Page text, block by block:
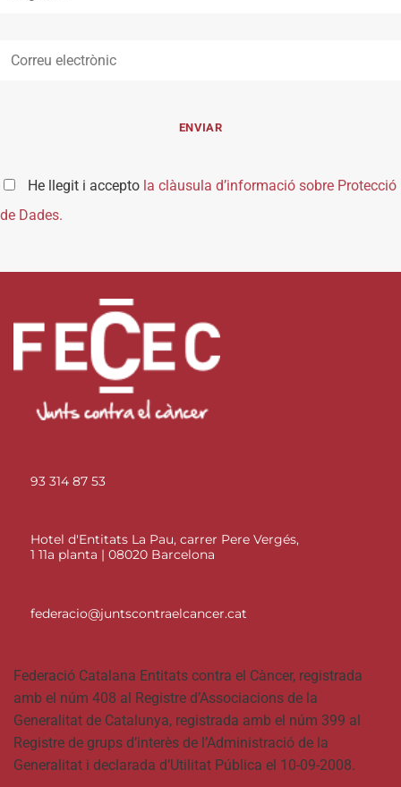
He llegit i accepto la clàusula d’informació sobre Protecció
de Dades.
93 314 87 53
Hotel d'Entitats La Pau, carrer Pere Vergés,
1 11a planta | 08020 Barcelona
federacio@juntscontraelcancer.cat
Federació Catalana Entitats contra el Càncer, registrada
amb el núm 408 al Registre d’Associacions de la
Generalitat de Catalunya, registrada amb el núm 399 al
Registre de grups d’interès de l’Administració de la
Generalitat i declarada d’Utilitat Pública el 10-09-2008.